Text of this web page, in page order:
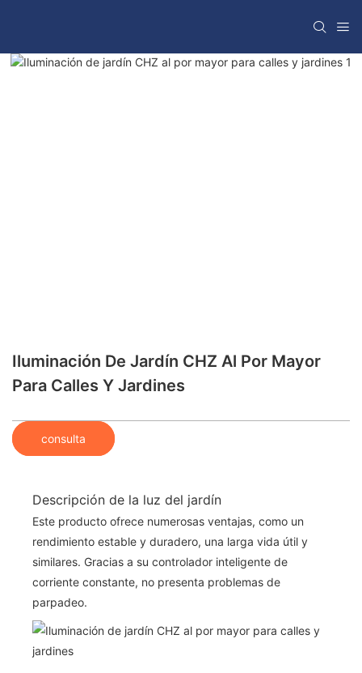
Iluminación De Jardín CHZ Al Por Mayor
Para Calles Y Jardines
consulta
Descripción de la luz del jardín
Este producto ofrece numerosas ventajas, como un
rendimiento estable y duradero, una larga vida útil y
similares. Gracias a su controlador inteligente de
corriente constante, no presenta problemas de
parpadeo.